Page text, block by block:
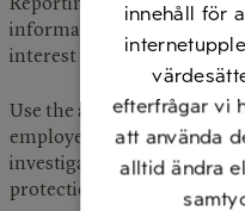
Reporting requires
information is accurate,
interest beyond individual
Use the anonymous
employees and external
investigation with
protection.
innehåll för
efterfrågar vi
att använda
alltid ändra